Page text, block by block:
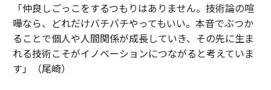
「仲良しごっこをするつもりはありません。技術論の喧
嘩なら、どれだけバチバチやってもいい。本音でぶつか
ることで個人や人間関係が成長していき、その先に生ま
れる技術こそがイノベーションにつながると考えていま
す」（尾崎）